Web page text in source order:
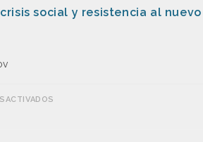
social y resistencia al